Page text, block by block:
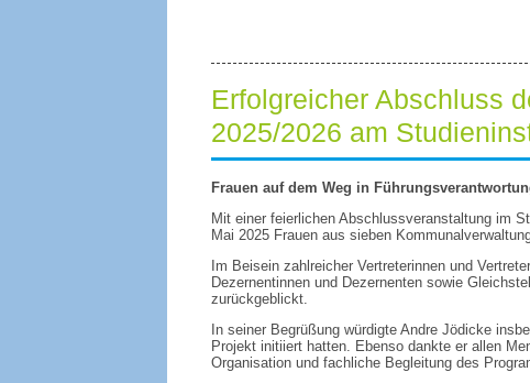
Erfolgreicher Abschluss
2025/2026 am
Frauen auf dem Weg in
Mit einer feierlichen Abschlussveranstaltung im
Mai 2025 Frauen aus sieben
Im Beisein zahlreicher Vertreterinnen und
Dezernentinnen und Dezernenten sowie
zurückgeblickt.
In seiner Begrüßung würdigte Andre Jödicke
Projekt initiiert hatten. Ebenso dankte er allen
Organisation und fachliche Begleitung des